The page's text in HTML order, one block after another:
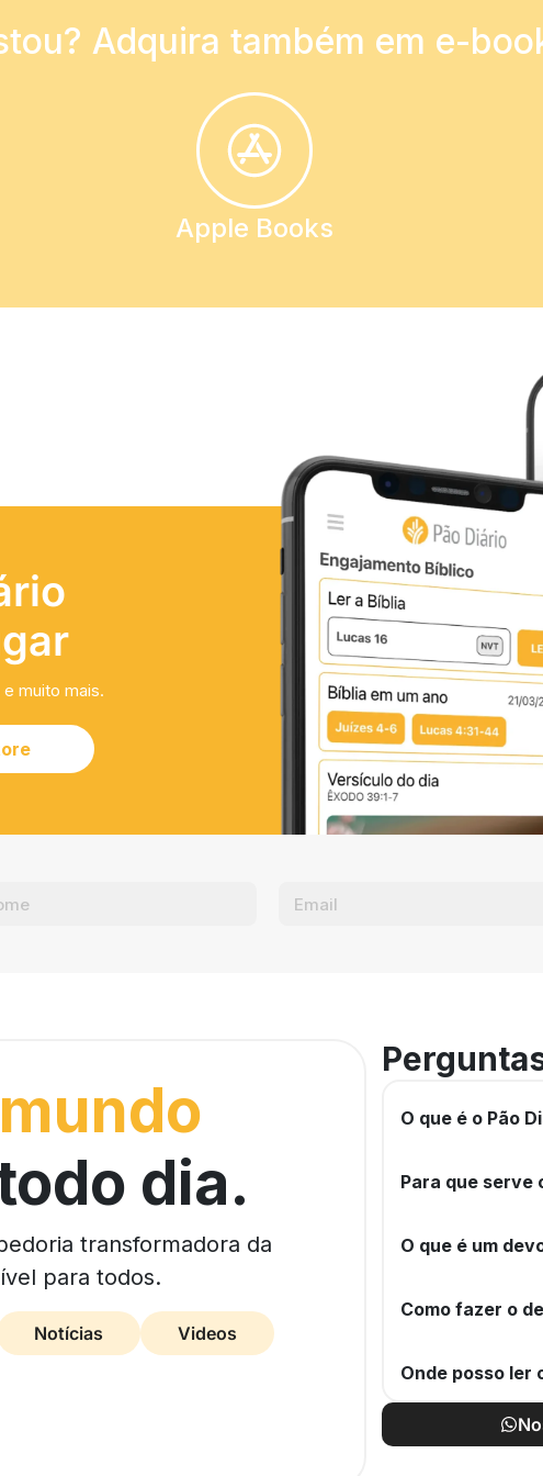
Adquira também em e-
Apple Books
muito mais.
dia.
transformadora da
para todos.
Notícias Videos
O que é o Pão
Para que serve
O que é um
Como fazer o
Onde posso ler